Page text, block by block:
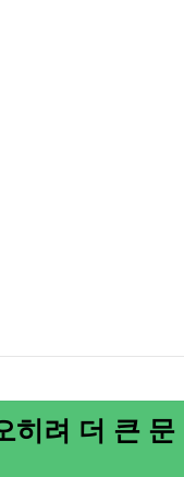
히려 더 큰 문